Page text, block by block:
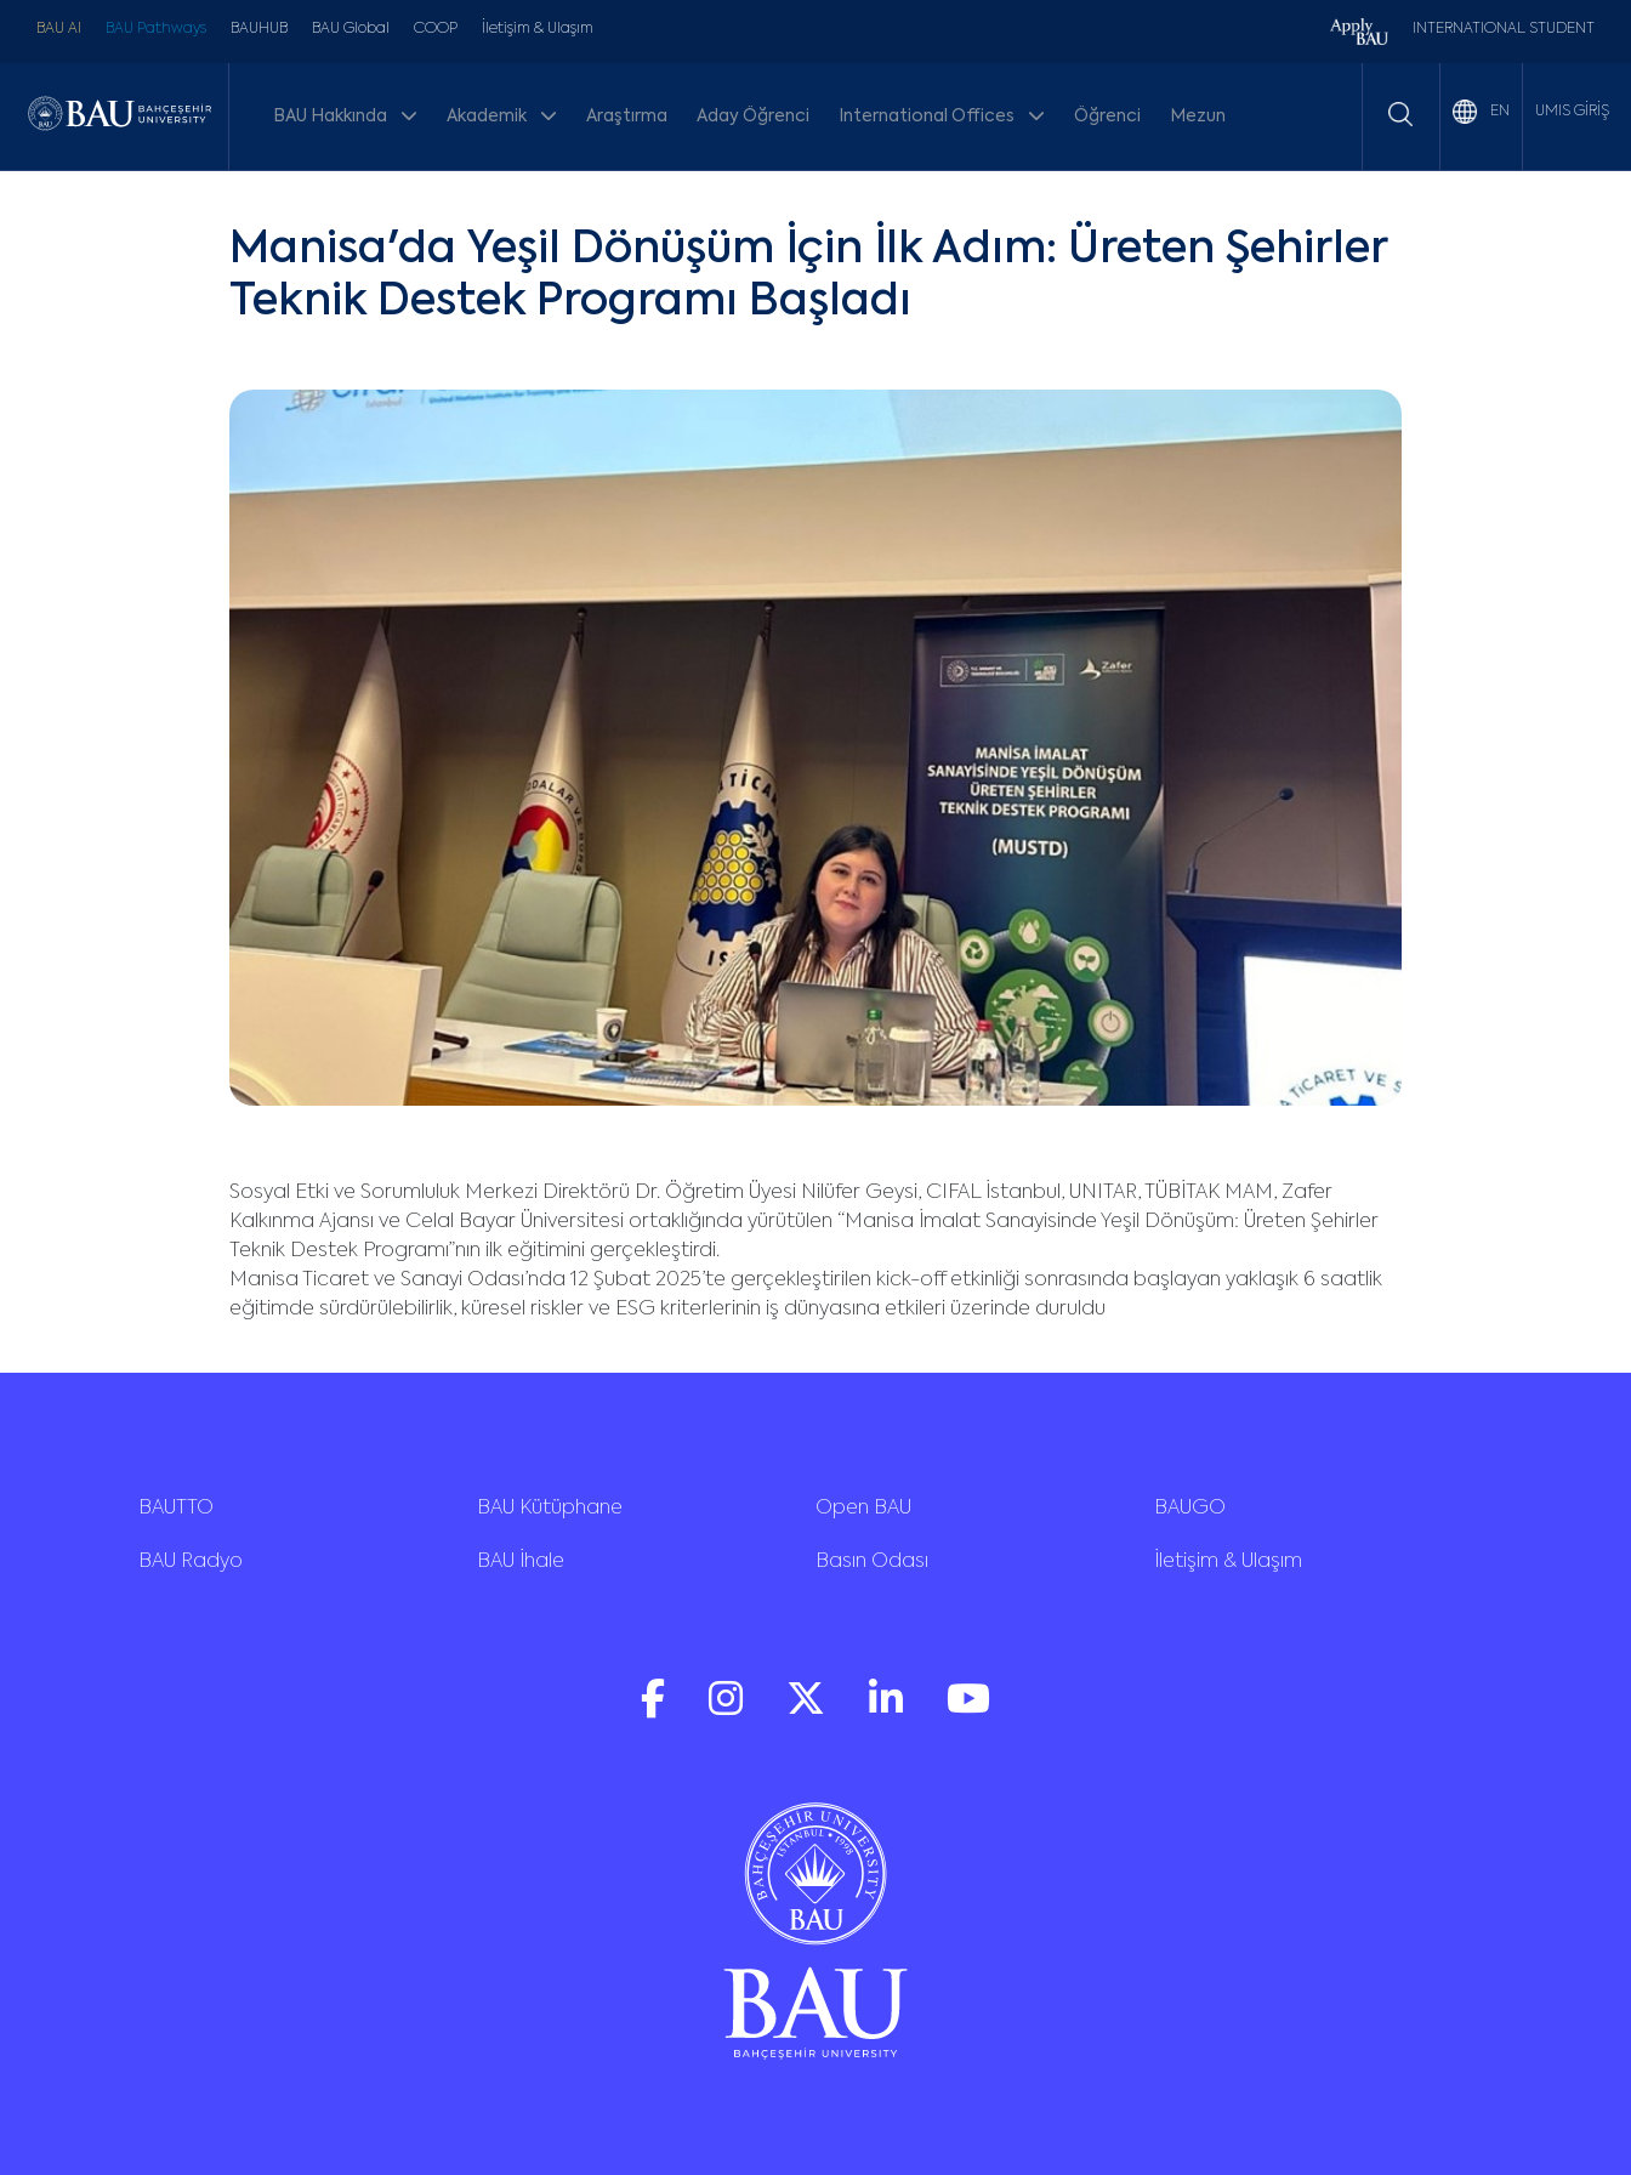
BAU AI BAU Pathways BAUHUB BAU Global COOP İletişim & Ulaşım INTERNATIONAL STUDENT
BAU Hakkında Akademik Araştırma Aday Öğrenci International Offices Öğrenci Mezun EN UMIS GİRİŞ
Manisa'da Yeşil Dönüşüm İçin İlk Adım: Üreten Şehirler
Teknik Destek Programı Başladı
Sosyal Etki ve Sorumluluk Merkezi Direktörü Dr. Öğretim Üyesi Nilüfer Geysi, CIFAL İstanbul, UNITAR, TÜBİTAK MAM, Zafer
Kalkınma Ajansı ve Celal Bayar Üniversitesi ortaklığında yürütülen “Manisa İmalat Sanayisinde Yeşil Dönüşüm: Üreten Şehirler
Teknik Destek Programı”nın ilk eğitimini gerçekleştirdi.
Manisa Ticaret ve Sanayi Odası’nda 12 Şubat 2025’te gerçekleştirilen kick-off etkinliği sonrasında başlayan yaklaşık 6 saatlik
eğitimde sürdürülebilirlik, küresel riskler ve ESG kriterlerinin iş dünyasına etkileri üzerinde duruldu
BAUTTO BAU Kütüphane Open BAU BAUGO
BAU Radyo BAU İhale Basın Odası İletişim & Ulaşım